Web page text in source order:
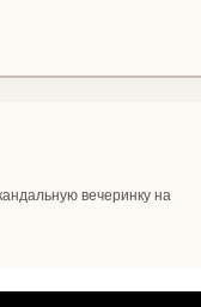
вечеринку на